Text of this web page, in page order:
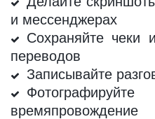
и мессенджерах
Сохраняйте чеки
переводов
Записывайте
времяпровождение